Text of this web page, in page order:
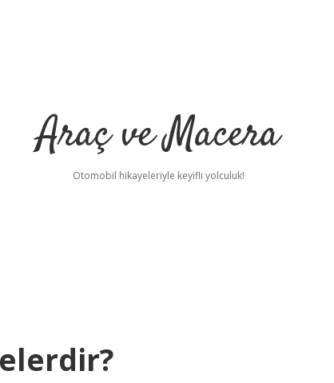
Araç ve Macera
Otomobil hikayeleriyle keyifli yolculuk!